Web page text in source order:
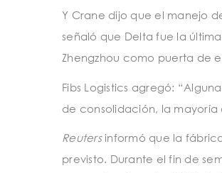
Y Crane dijo que el manejo
señaló que Delta fue la
Zhengzhou como puerta de
Fibs Logistics agregó:
de consolidación, la mayoría
Reutersinformó que la
previsto. Durante el fin de